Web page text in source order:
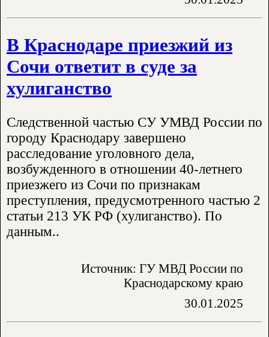
В Краснодаре приезжий из
Сочи ответит в суде за
хулиганство
Следственной частью СУ УМВД России по
городу Краснодару завершено
расследование уголовного дела,
возбужденного в отношении 40-летнего
приезжего из Сочи по признакам
преступления, предусмотренного частью 2
статьи 213 УК РФ (хулиганство). По
данным..
Источник: ГУ МВД России по
Краснодарскому краю
30.01.2025